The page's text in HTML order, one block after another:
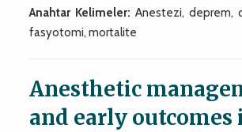
Anahtar Kelimeler: Anestezi, deprem,
fasyotomi, mortalite
Anesthetic
and early outcomes